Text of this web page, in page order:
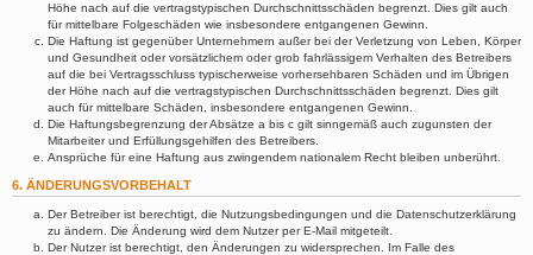
Höhe nach auf die vertragstypischen Durchschnittsschäden begrenzt. Dies gilt auch
für mittelbare Folgeschäden wie insbesondere entgangenen Gewinn.
Die Haftung ist gegenüber Unternehmern außer bei der Verletzung von Leben, Körper
und Gesundheit oder vorsätzlichem oder grob fahrlässigem Verhalten des Betreibers
auf die bei Vertragsschluss typischerweise vorhersehbaren Schäden und im Übrigen
der Höhe nach auf die vertragstypischen Durchschnittsschäden begrenzt. Dies gilt
auch für mittelbare Schäden, insbesondere entgangenen Gewinn.
Die Haftungsbegrenzung der Absätze a bis c gilt sinngemäß auch zugunsten der
Mitarbeiter und Erfüllungsgehilfen des Betreibers.
Ansprüche für eine Haftung aus zwingendem nationalem Recht bleiben unberührt.
6. ÄNDERUNGSVORBEHALT
Der Betreiber ist berechtigt, die Nutzungsbedingungen und die Datenschutzerklärung
zu ändern. Die Änderung wird dem Nutzer per E-Mail mitgeteilt.
Der Nutzer ist berechtigt, den Änderungen zu widersprechen. Im Falle des